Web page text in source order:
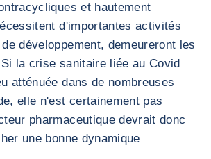
et hautement
d'importantes activités
développement, demeureront les
la crise sanitaire liée au Covid
atténuée dans de nombreuses
elle n'est certainement pas
pharmaceutique devrait donc
une bonne dynamique